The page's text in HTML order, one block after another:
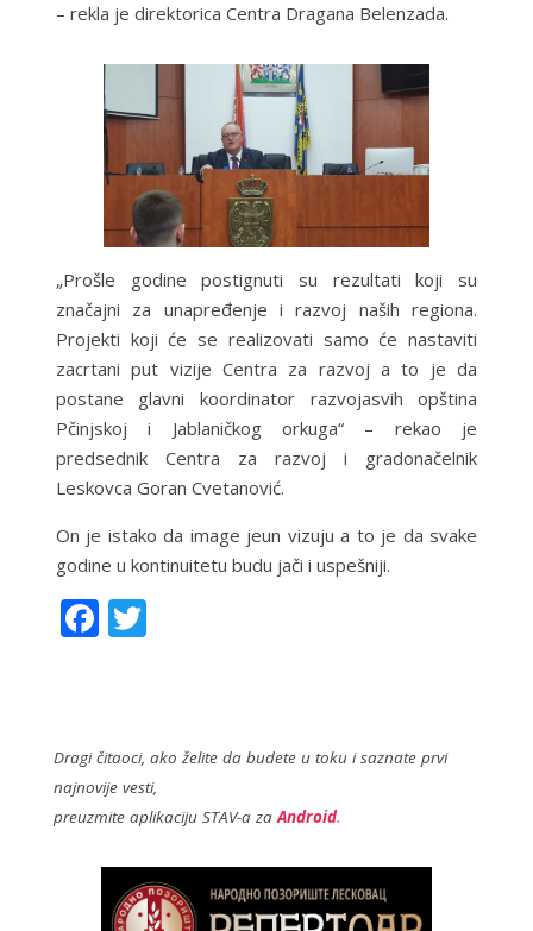
– rekla je direktorica Centra Dragana Belenzada.
„Prošle godine postignuti su rezultati koji su
značajni za unapređenje i razvoj naših regiona.
Projekti koji će se realizovati samo će nastaviti
zacrtani put vizije Centra za razvoj a to je da
postane glavni koordinator razvojasvih opština
Pčinjskoj i Jablaničkog orkuga“ – rekao je
predsednik Centra za razvoj i gradonačelnik
Leskovca Goran Cvetanović.
On je istako da image jeun vizuju a to je da svake
godine u kontinuitetu budu jači i uspešniji.
F
o
o
T
Dragi čitaoci, ako želite da budete u toku i saznate prvi
najnovije vesti,
preuzmite aplikaciju STAV-a zaAndroid.